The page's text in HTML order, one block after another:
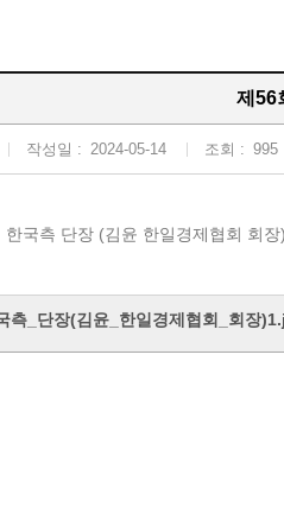
제56
작성일 : 2024-05-14 조회 : 995
한국측 단장 (김윤 한일경제협회 회장)
측_단장(김윤_한일경제협회_회장